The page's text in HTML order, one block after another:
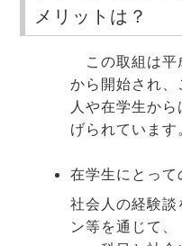
メリットは？
この取組は平
から開始され
人や在学生か
げられています
在学生にとって
社会人の経験談
ン等を通じて